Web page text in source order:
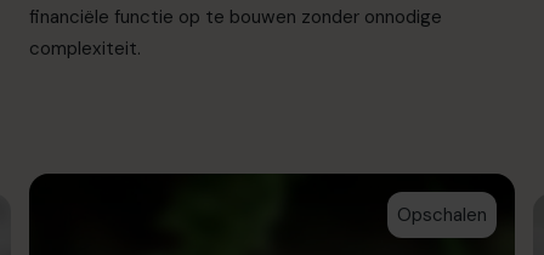
financiële functie op te bouwen zonder onnodige
complexiteit.
Opschalen